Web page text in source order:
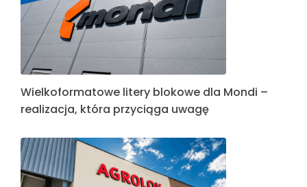
Wielkoformatowe litery blokowe dla Mondi –
realizacja, która przyciąga uwagę